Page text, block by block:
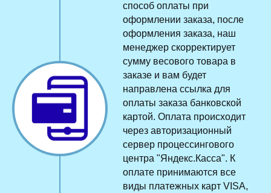
способ оплаты при
оформлении заказа, после
оформления заказа, наш
менеджер скорректирует
сумму весового товара в
заказе и вам будет
направлена ссылка для
оплаты заказа банковской
картой. Оплата происходит
через авторизационный
сервер процессингового
центра "Яндекс.Касса". К
оплате принимаются все
виды платежных карт VISA,